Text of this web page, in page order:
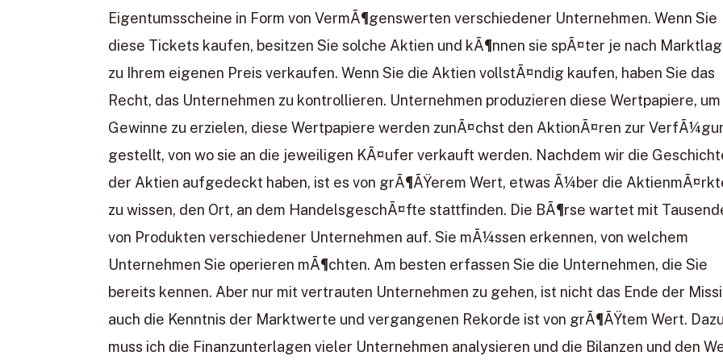
Eigentumsscheine in Form von VermÃ¶genswerten verschiedener Unternehmen. Wenn Sie
diese Tickets kaufen, besitzen Sie solche Aktien und kÃ¶nnen sie spÃ¤ter je nach
zu Ihrem eigenen Preis verkaufen. Wenn Sie die Aktien vollstÃ¤ndig kaufen, haben Sie das
Recht, das Unternehmen zu kontrollieren. Unternehmen produzieren diese Wertpapiere, um
Gewinne zu erzielen, diese Wertpapiere werden zunÃ¤chst den AktionÃ¤ren zur
gestellt, von wo sie an die jeweiligen KÃ¤ufer verkauft werden. Nachdem wir die
der Aktien aufgedeckt haben, ist es von grÃ¶ÃŸerem Wert, etwas Ã¼ber die
zu wissen, den Ort, an dem HandelsgeschÃ¤fte stattfinden. Die BÃ¶rse wartet mit
von Produkten verschiedener Unternehmen auf. Sie mÃ¼ssen erkennen, von welchem
Unternehmen Sie operieren mÃ¶chten. Am besten erfassen Sie die Unternehmen, die Sie
bereits kennen. Aber nur mit vertrauten Unternehmen zu gehen, ist nicht das Ende der
auch die Kenntnis der Marktwerte und vergangenen Rekorde ist von grÃ¶ÃŸtem Wert. Dazu
muss ich die Finanzunterlagen vieler Unternehmen analysieren und die Bilanzen und den